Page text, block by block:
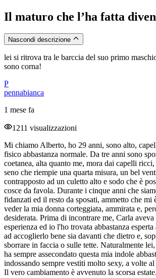
Il maturo che l’ha fatta
Nascondi descrizione
lei si ritrova tra le barccia del suo primo
sono corna!
P
pennabianca
1 mese fa
1211 visualizzazioni
Mi chiamo Alberto, ho 29 anni, sono alto,
fisico abbastanza normale. Da tre anni sono
coetanea, alta quanto me, mora dai capelli
seno che riempie una quarta misura, un bel
contrapposto ad un culetto alto e sodo che è
cosce da favola. Durante i cinque anni che
fidanzati ed il resto da sposati, ammetto che mi
veder la mia donna corteggiata, ammirata e,
desiderata. Prima di incontrare me, Carla
esperienza ed io l'ho trovata abbastanza
ad accoglierlo bene sia davanti che dietro e,
sborrare in faccia o sulle tette. Naturalmente
ha sempre assecondato questa mia indole
indossando sempre vestiti molto sexy, a volte
Il vero cambiamento è avvenuto la scorsa